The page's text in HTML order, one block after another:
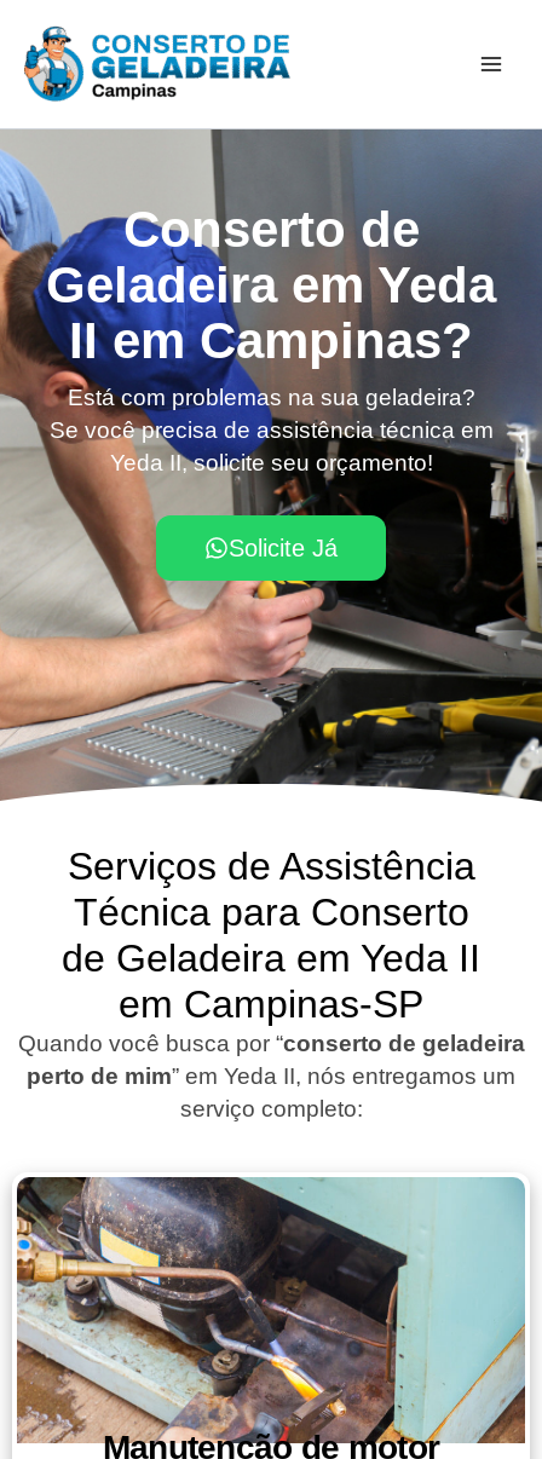
para
Conserto de
Geladeira em Yeda
II em Campinas?
Está com problemas na sua geladeira?
Se você precisa de assistência técnica em
Yeda II, solicite seu orçamento!
Solicite Já
Serviços de Assistência
Técnica para Conserto
de Geladeira em Yeda II
em Campinas-SP
Quando você busca por “conserto de geladeira
perto de mim” em Yeda II, nós entregamos um
serviço completo:
Manutenção de motor